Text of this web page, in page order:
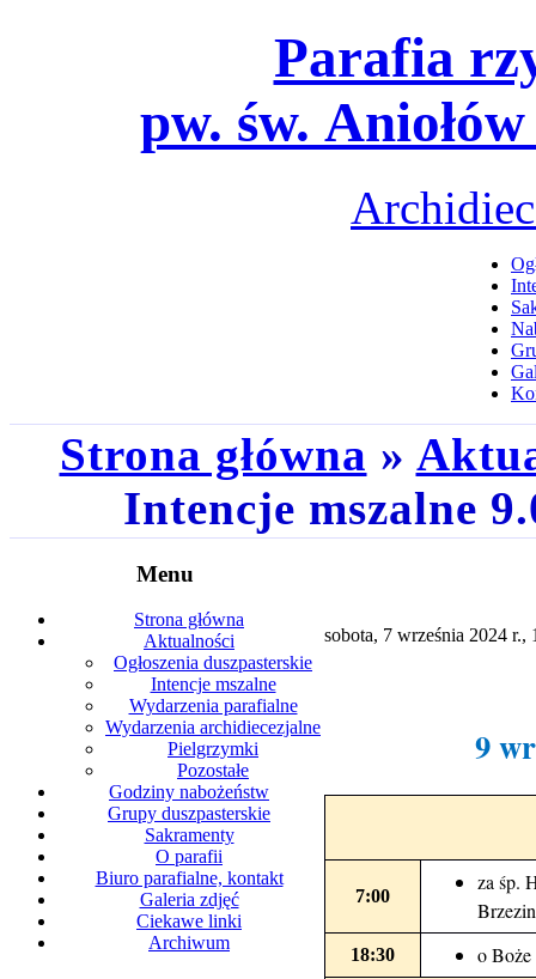
Parafia
pw. św.
Strona główna »
Intencje mszalne
Menu
Strona główna
Aktualności
Ogłoszenia duszpasterskie
Intencje mszalne
Wydarzenia parafialne
Wydarzenia archidiecezjalne
Pielgrzymki
Pozostałe
Godziny nabożeństw
Grupy duszpasterskie
Sakramenty
O parafii
Biuro parafialne, kontakt
Galeria zdjęć
Ciekawe linki
Archiwum
sobota, 7 września 2024 r.,
9
7:00
za śp.
18:30 o Boże